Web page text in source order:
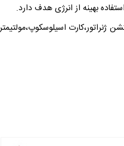
بهینه از انرژی هدف دارد.
ژنراتور،کارت